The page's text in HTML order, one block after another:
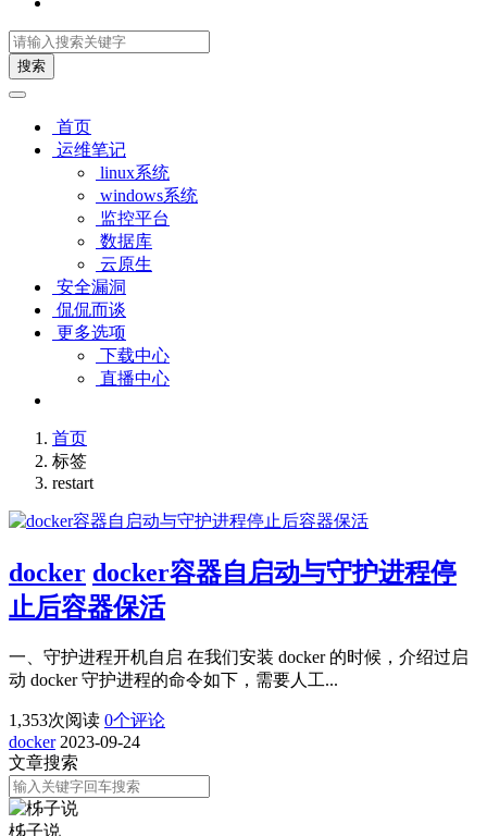
搜索
首页
运维笔记
linux系统
windows系统
监控平台
数据库
云原生
安全漏洞
侃侃而谈
更多选项
下载中心
直播中心
首页
标签
restart
docker docker容器自启动与守护进程停
止后容器保活
一、守护进程开机自启 在我们安装 docker 的时候，介绍过启
动 docker 守护进程的命令如下，需要人工...
1,353次阅读 0个评论
docker 2023-09-24
文章搜索
柹子说